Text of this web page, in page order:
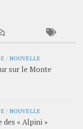
/ NOUVELLE
sur le Monte
/ NOUVELLE
des « Alpini »